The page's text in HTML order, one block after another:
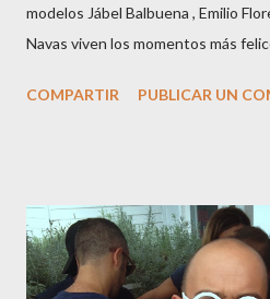
modelos Jábel Balbuena , Emilio
Navas viven los momentos más
M ateo nació en Barcelona hace
haciéndole padre de un precioso
campeona, durante los primeros 3
guardar reposo debido a un
COMPARTIR PUBLICAR UN